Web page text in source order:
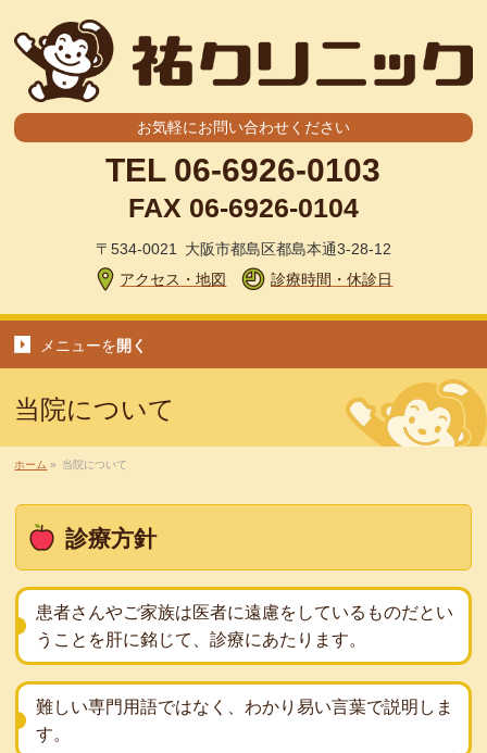
お気軽にお問い合わせください
TEL 06-6926-0103
FAX 06-6926-0104
〒534-0021 大阪市都島区都島本通3-28-12
アクセス・地図
診療時間・休診日
メニューを開く
当院について
ホーム » 当院について
診療方針
患者さんやご家族は医者に遠慮をしているものだとい
うことを肝に銘じて、診療にあたります。
難しい専門用語ではなく、わかり易い言葉で説明しま
す。